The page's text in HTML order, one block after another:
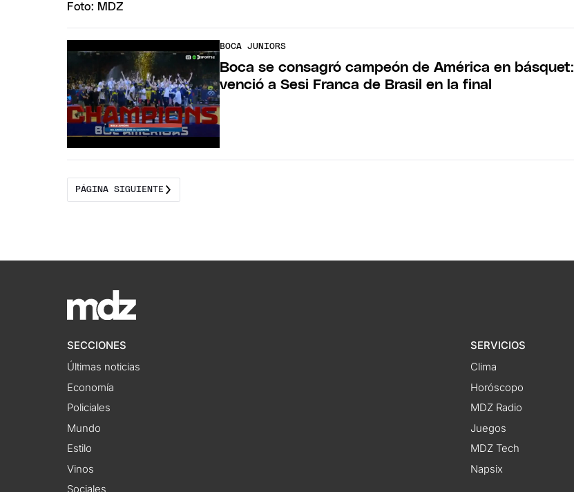
BOCA JUNIORS
Boca se consagró campeón de América en básquet:
venció a Sesi Franca de Brasil en la final
PÁGINA SIGUIENTE
SECCIONES
Últimas noticias
Economía
Policiales
Mundo
Estilo
Vinos
SERVICIOS
Clima
Horóscopo
MDZ Radio
Juegos
MDZ Tech
Napsix